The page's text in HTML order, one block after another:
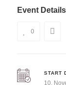
Event Details
0
START
10.